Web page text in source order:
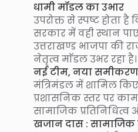
धामी मॉडल का उभार
उपरोक्त से स्पष्ट होता
सरकार में वही स्थान
उत्तराखण्ड भाजपा की
नेतृत्व माॅडल उभर रहा है।
नई टीम, नया समीकरण
मंत्रिमंडल में शामिल
प्रशासनिक स्तर पर
सामाजिक
खजान दास :